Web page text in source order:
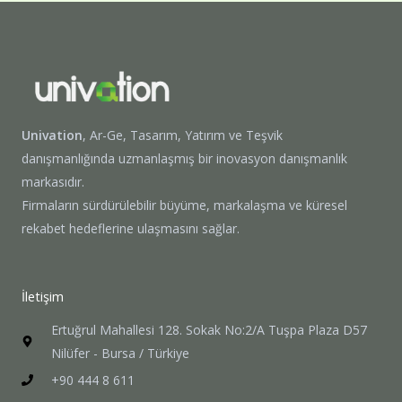
Univation, Ar-Ge, Tasarım, Yatırım ve Teşvik
danışmanlığında uzmanlaşmış bir inovasyon danışmanlık
markasıdır.
Firmaların sürdürülebilir büyüme, markalaşma ve küresel
rekabet hedeflerine ulaşmasını sağlar.
İletişim
Ertuğrul Mahallesi 128. Sokak No:2/A Tuşpa Plaza D57
Nilüfer - Bursa / Türkiye
+90 444 8 611